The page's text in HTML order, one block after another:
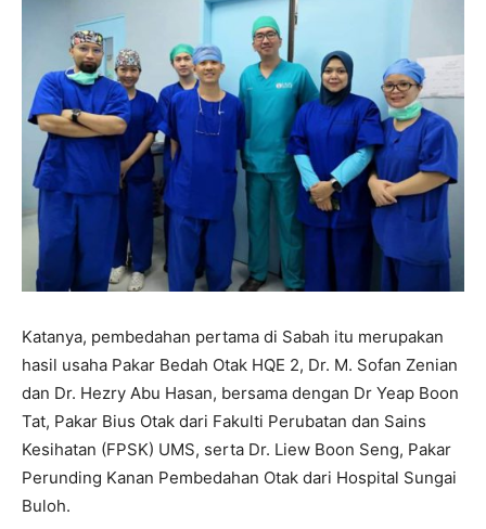
Katanya, pembedahan pertama di Sabah itu merupakan
hasil usaha Pakar Bedah Otak HQE 2, Dr. M. Sofan Zenian
dan Dr. Hezry Abu Hasan, bersama dengan Dr Yeap Boon
Tat, Pakar Bius Otak dari Fakulti Perubatan dan Sains
Kesihatan (FPSK) UMS, serta Dr. Liew Boon Seng, Pakar
Perunding Kanan Pembedahan Otak dari Hospital Sungai
Buloh.